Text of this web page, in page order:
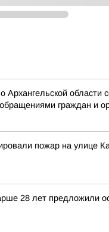
области
граждан и
пожар на улице
28 лет предложили